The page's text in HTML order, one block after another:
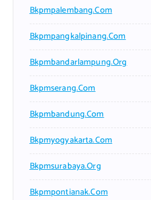
Bkpmpalembang.com
Bkpmpangkalpinang.com
Bkpmbandarlampung.org
Bkpmserang.com
Bkpmbandung.com
Bkpmyogyakarta.com
Bkpmsurabaya.org
Bkpmpontianak.com